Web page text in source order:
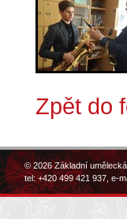
Zpět do
© 2026 Základní
tel: +420 499 421 937, e-